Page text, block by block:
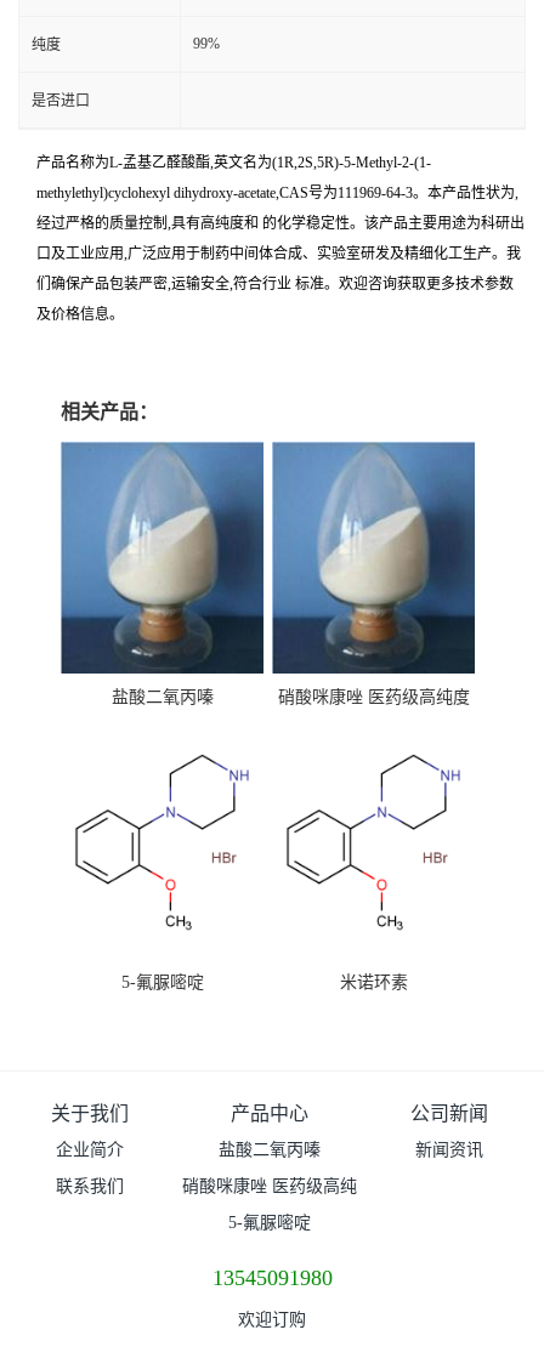
纯度 99%
是否进口
产品名称为L-孟基乙醛酸酯,英文名为(1R,2S,5R)-5-Methyl-2-(1-
methylethyl)cyclohexyl dihydroxy-acetate,CAS号为111969-64-3。本产品性状为,
经过严格的质量控制,具有高纯度和 的化学稳定性。该产品主要用途为科研出
口及工业应用,广泛应用于制药中间体合成、实验室研发及精细化工生产。我
们确保产品包装严密,运输安全,符合行业 标准。欢迎咨询获取更多技术参数
及价格信息。
相关产品：
盐酸二氧丙嗪
硝酸咪康唑 医药级高纯度
5-氟脲嘧啶 米诺环素
关于我们
企业简介
联系我们
产品中心
盐酸二氧丙嗪
硝酸咪康唑 医药级高纯
度99%原粉
5-氟脲嘧啶
公司新闻
新闻资讯
13545091980
欢迎订购